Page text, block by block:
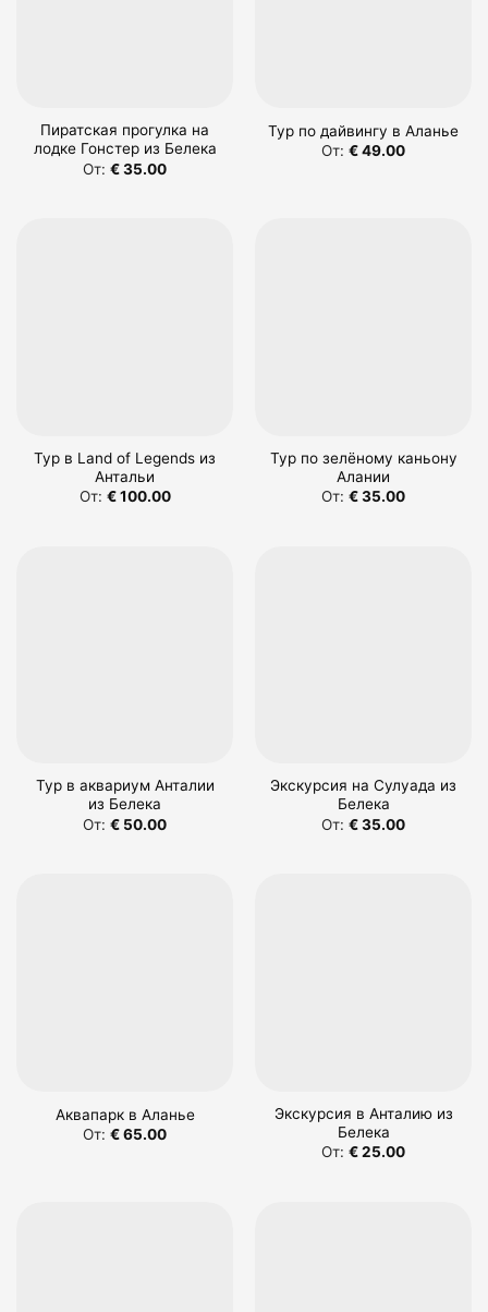
Пиратская прогулка на
лодке Гонстер из Белека
От: €35.00
Тур по дайвингу в Аланье
От: €49.00
Тур в Land of Legends из
Антальи
От: €100.00
Тур по зелёному каньону
Алании
От: €35.00
Тур в аквариум Анталии
из Белека
От: € 50.00
Экскурсия на Сулуада из
Белека
От: €35.00
Аквапарк в Аланье
От: €65.00
Экскурсия в Анталию из
Белека
От: €25.00